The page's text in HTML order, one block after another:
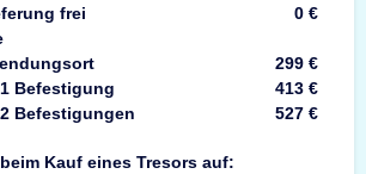
frei
0 €
299 €
Befestigung
413 €
Befestigungen
527 €
Kauf eines Tresors auf: